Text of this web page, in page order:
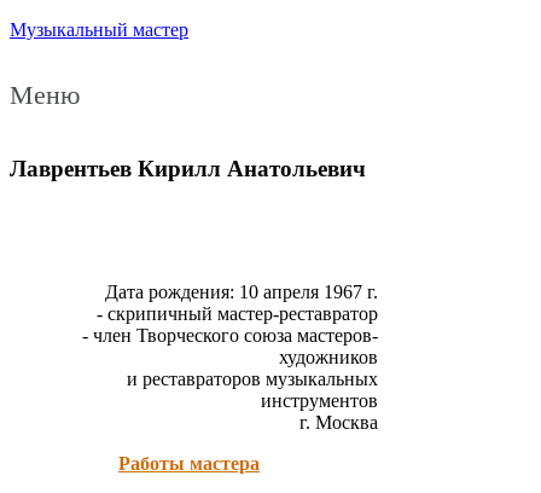
Музыкальный мастер
Меню
Лаврентьев Кирилл Анатольевич
Дата рождения: 10 апреля 1967 г.
- скрипичный мастер-реставратор
- член Творческого союза мастеров-
художников
и реставраторов музыкальных
инструментов
г. Москва
Работы мастера